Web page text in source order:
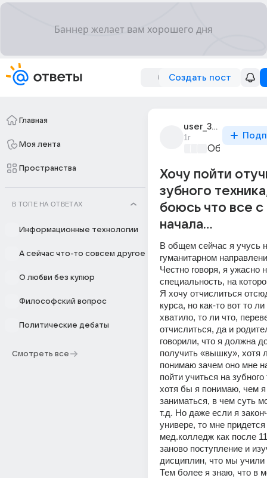
Создать пост
Главная
Моя лента
Пространства
В ТОПЕ НА ОТВЕТАХ
Информационные технологии
А сейчас что-то совсем другое
О любви без купюр
Философский вопрос
Политические дебаты
Смотреть все
user_319764438
1г
Хочу пойти
зубного
боюсь что все
начала…
В общем сейчас я учусь
гуманитарном
Честно говоря, я ужасно
специальность, на
Я хочу отчислиться
курса, но как-то вот то
хватило, то ли что,
отчислиться, да и
говорили, что я должна
получить «вышку», хотя
понимаю зачем оно мне
пойти учиться на
хотя бы я понимаю, чем
заниматься, в чем суть
т.д. Но даже если я
универе, то мне придется
мед.колледж как после
заново поступление и
дисциплин, что мы учили
Тем более я знаю, что в